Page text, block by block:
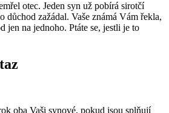
otec. Jeden syn už pobírá sirotčí
důchod zažádal. Vaše známá Vám řekla,
jen na jednoho. Ptáte se, jestli je to
oba Vaši synové, pokud jsou splňují